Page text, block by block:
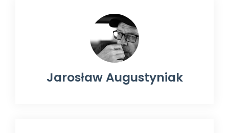
Jarosław Augustyniak